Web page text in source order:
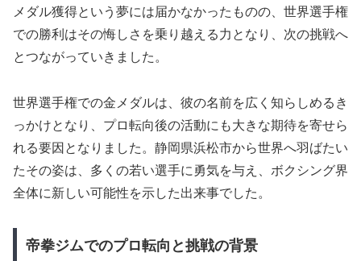
メダル獲得という夢には届かなかったものの、世界選手権
での勝利はその悔しさを乗り越える力となり、次の挑戦へ
とつながっていきました。
世界選手権での金メダルは、彼の名前を広く知らしめるき
っかけとなり、プロ転向後の活動にも大きな期待を寄せら
れる要因となりました。静岡県浜松市から世界へ羽ばたい
たその姿は、多くの若い選手に勇気を与え、ボクシング界
全体に新しい可能性を示した出来事でした。
帝拳ジムでのプロ転向と挑戦の背景